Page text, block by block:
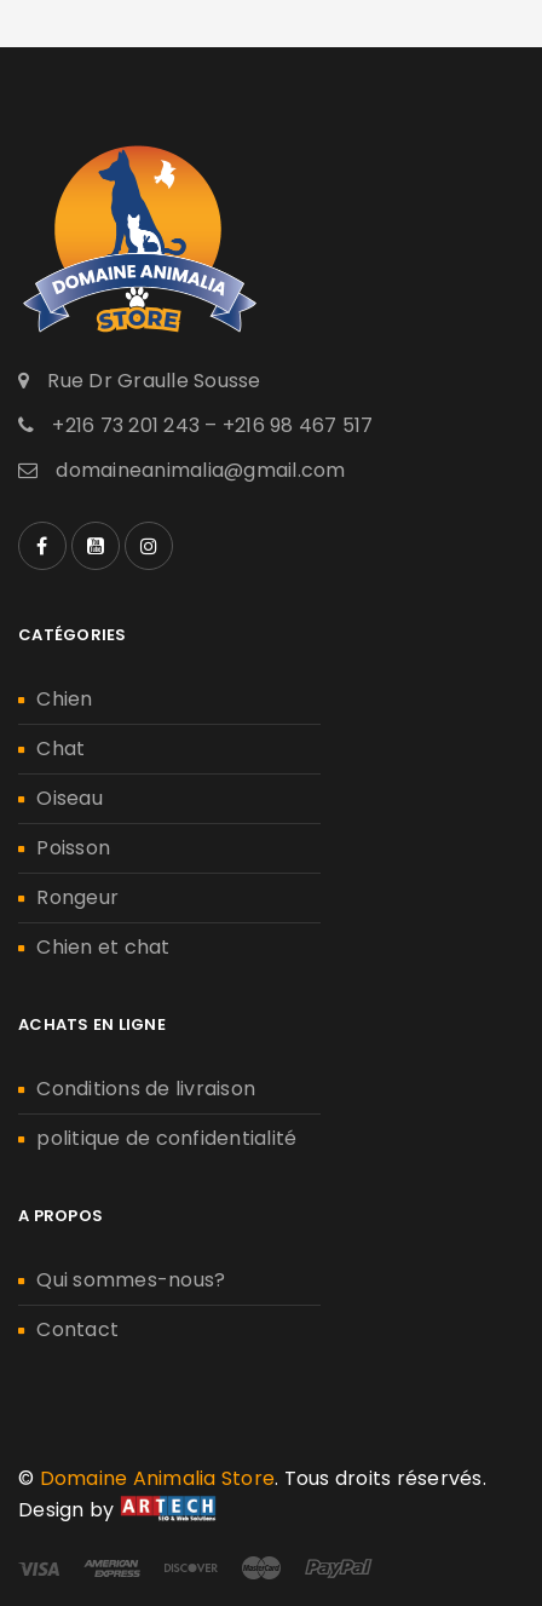
Rue Dr Graulle Sousse
+216 73 201 243 – +216 98 467 517
domaineanimalia@gmail.com
CATÉGORIES
Chien
Chat
Oiseau
Poisson
Rongeur
Chien et chat
ACHATS EN LIGNE
Conditions de livraison
politique de confidentialité
A PROPOS
Qui sommes-nous?
Contact
© Domaine Animalia Store. Tous droits réservés.
Design by